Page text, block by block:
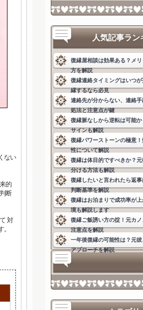
ない
的
断
対
人気記事ラン
復縁屋相談は効果ある？メ
方を解説
復縁連絡タイミングはいつ
縁するなら必見
連絡先が分からない、連絡
処法と注意点が鍵
復縁脈なしから逆転は可能か
サインも解説
復縁パワーストーンの極意
性について解説
復縁は体目的ですべきか？
分ける方法も解説
復縁したいと言われたら返
判断基準を解説
復縁はお泊まりで成功率が
境も解説します
復縁ご飯誘い方の掟！元カ
注意点を解説
一年後復縁の可能性は？元
アプローチを解説